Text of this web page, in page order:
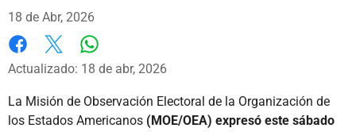
18 de Abr, 2026
Facebook
X
Actualizado: 18 de abr, 2026
La Misión de Observación Electoral de la Organización de
los Estados Americanos (MOE/OEA) expresó este sábado